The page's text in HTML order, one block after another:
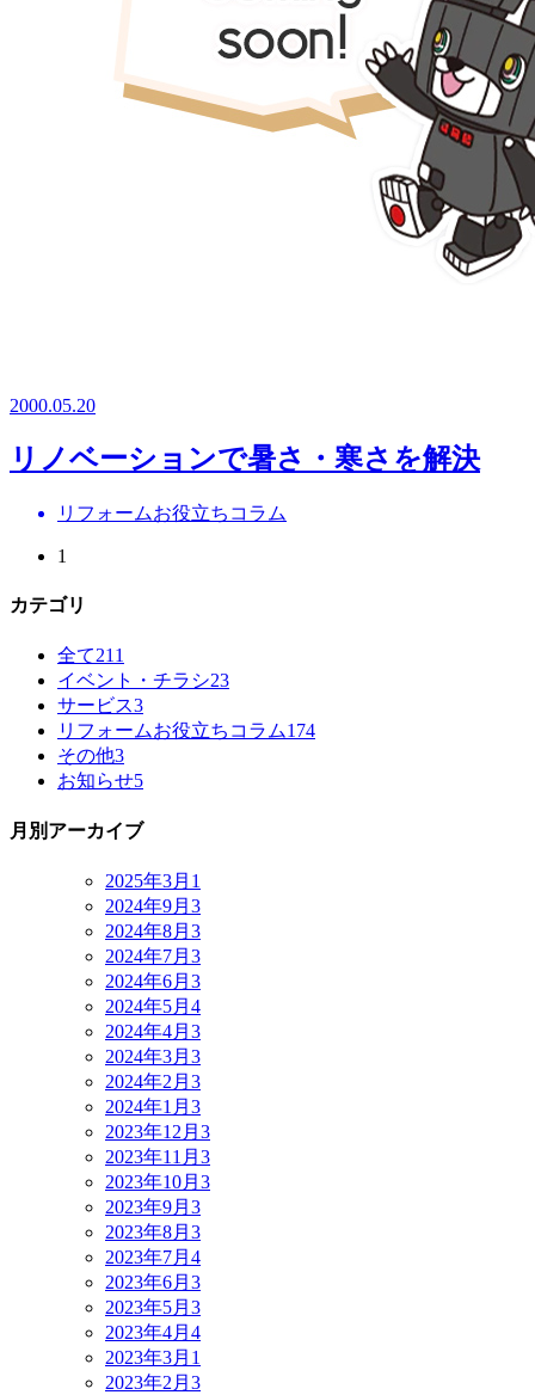
2000.05.20
リノベーションで暑さ・寒さを解決
リフォームお役立ちコラム
1
カテゴリ
全て211
イベント・チラシ23
サービス3
リフォームお役立ちコラム174
その他3
お知らせ5
月別アーカイブ
2025年3月 1
2024年9月 3
2024年8月 3
2024年7月 3
2024年6月 3
2024年5月 4
2024年4月 3
2024年3月 3
2024年2月 3
2024年1月 3
2023年12月 3
2023年11月 3
2023年10月 3
2023年9月 3
2023年8月 3
2023年7月 4
2023年6月 3
2023年5月 3
2023年4月 4
2023年3月 1
2023年2月 3